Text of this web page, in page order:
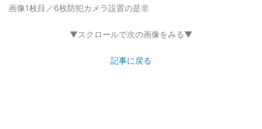
画像1枚目／6枚防犯カメラ設置の是非
▼スクロールで次の画像をみる▼
記事に戻る